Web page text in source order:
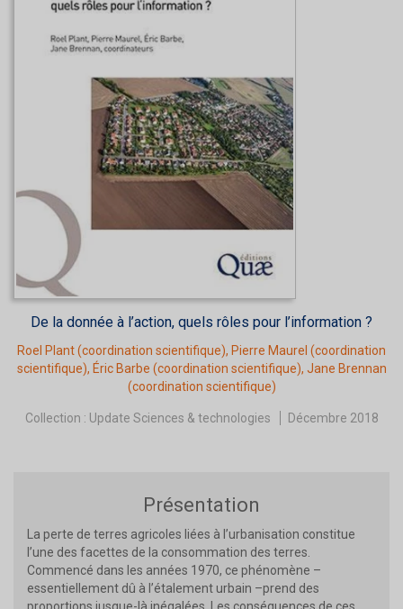
De la donnée à l’action, quels rôles pour l’information ?
Roel Plant(coordination scientifique), Pierre Maurel (coordination
scientifique), Éric Barbe (coordination scientifique), Jane Brennan
(coordination scientifique)
Collection : Update Sciences & technologies Décembre 2018
Présentation
La perte de terres agricoles liées à l’urbanisation constitue
l’une des facettes de la consommation des terres.
Commencé dans les années 1970, ce phénomène –
essentiellement dû à l’étalement urbain –prend des
proportions jusque-là inégalées. Les conséquences de ces